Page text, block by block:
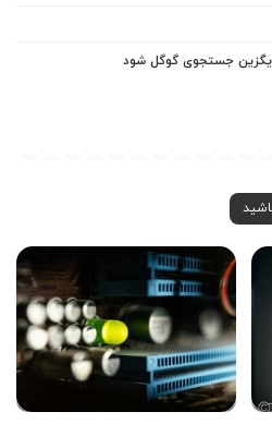
جستجوی گوگل شود